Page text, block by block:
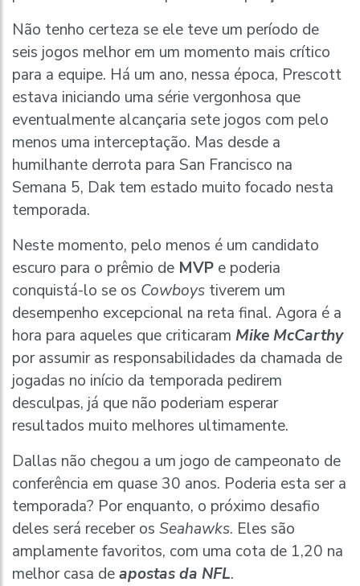
Não tenho certeza se ele teve um período de
seis jogos melhor em um momento mais crítico
para a equipe. Há um ano, nessa época, Prescott
estava iniciando uma série vergonhosa que
eventualmente alcançaria sete jogos com pelo
menos uma interceptação. Mas desde a
humilhante derrota para San Francisco na
Semana 5, Dak tem estado muito focado nesta
temporada.
Neste momento, pelo menos é um candidato
escuro para o prêmio de MVP e poderia
conquistá-lo se os Cowboys tiverem um
desempenho excepcional na reta final. Agora é a
hora para aqueles que criticaram Mike McCarthy
por assumir as responsabilidades da chamada de
jogadas no início da temporada pedirem
desculpas, já que não poderiam esperar
resultados muito melhores ultimamente.
Dallas não chegou a um jogo de campeonato de
conferência em quase 30 anos. Poderia esta ser a
temporada? Por enquanto, o próximo desafio
deles será receber os Seahawks. Eles são
amplamente favoritos, com uma cota de 1,20 na
melhor casa deapostas da NFL.